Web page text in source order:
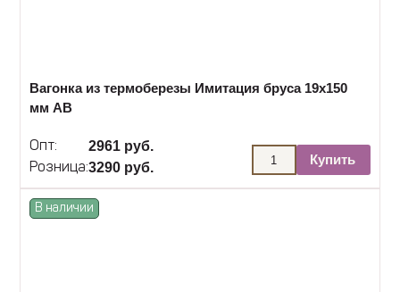
Вагонка из термоберезы Имитация бруса 19х150
мм АВ
Опт: 2961 руб.
Розница:3290 руб.
Купить
В наличии